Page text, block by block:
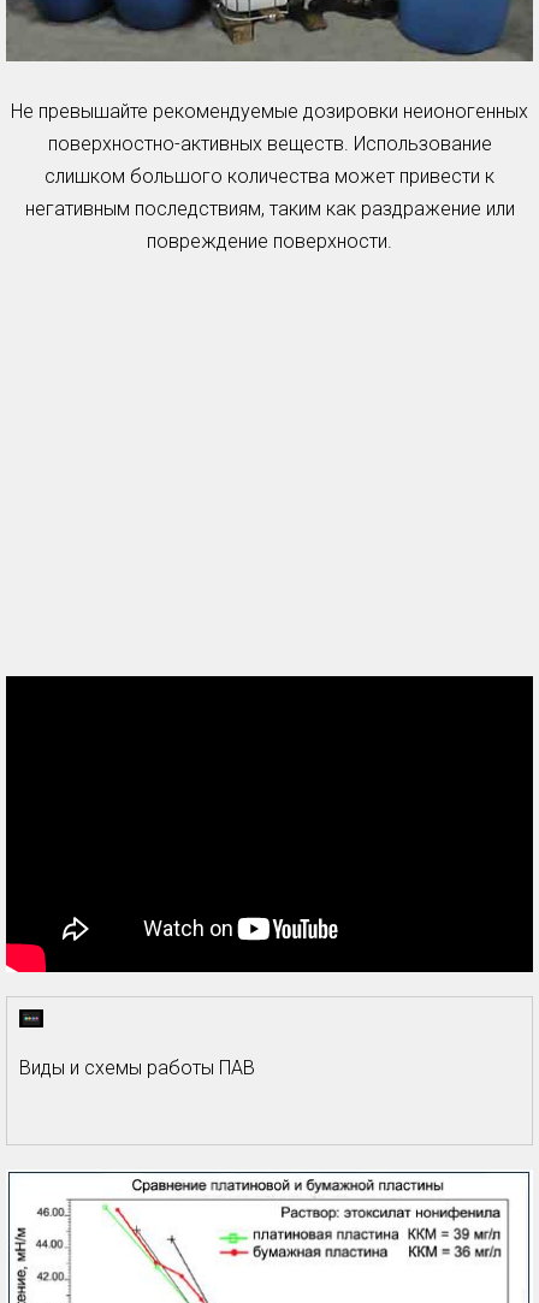
Не превышайте рекомендуемые дозировки неионогенных
поверхностно-активных веществ. Использование
слишком большого количества может привести к
негативным последствиям, таким как раздражение или
повреждение поверхности.
Виды и схемы работы ПАВ